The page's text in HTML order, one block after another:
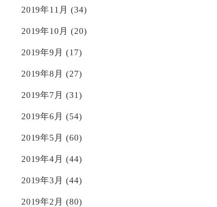
2019年11月 (34)
2019年10月 (20)
2019年9月 (17)
2019年8月 (27)
2019年7月 (31)
2019年6月 (54)
2019年5月 (60)
2019年4月 (44)
2019年3月 (44)
2019年2月 (80)